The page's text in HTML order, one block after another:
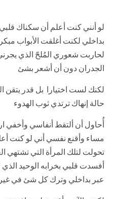
لو أنني كنت أعلم أن سكناك
بداخلي لكنت أغلقت الأبواب
لحاربت شعوري المُلحّ الذي
الجدران دون أن أشعر بشئ
لكنك لست اختيارا بل قدر
حالة إنهاك ترتدي ثوب الهدوء
أُحاول أن ألتقط أنفاسي وأخفي
مساء وأقنع نفسي أني لو كنت
تحولت لتلك المرأة التي تشتهي
أفسدت قلبي بخرابه الوحيد
عبر بداخلي وترك كل شئ في